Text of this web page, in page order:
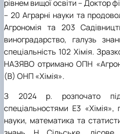
рівнем вищої освіти – Доктор
– 20 Аграрні науки та
Агрономія та 203
виноградарство, галузь
спеціальність 102 Хімія.
НАЗЯВО отримано ОПН
(В) ОНП «Хімія».
З 2024 р. розпочато
спеціальностями Е3
науки, математика та